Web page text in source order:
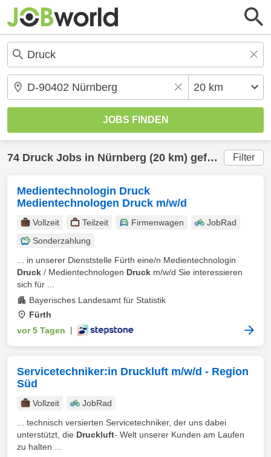
74 Druck Jobs in Nürnberg (20 km) gefunden Filter
Medientechnologin Druck
Medientechnologen Druck m/w/d
Vollzeit Teilzeit Firmenwagen
JobRad
Sonderzahlung
... in unserer Dienststelle Fürth eine/n Medientechnologin
Druck / Medientechnologen Druck m/w/d Sie interessieren
sich für ...
Bayerisches Landesamt für Statistik
Fürth
vor 5 Tagen
Servicetechniker:in Druckluft m/w/d - Region
Süd
Vollzeit
JobRad
... technisch versierten Servicetechniker, der uns dabei
unterstützt, die Druckluft- Welt unserer Kunden am Laufen
zu halten ...